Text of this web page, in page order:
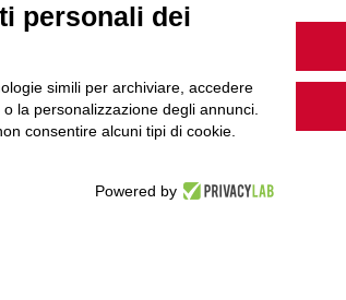
Seguici sui nostri canali social:
personali dei
simili per archiviare, accedere
la personalizzazione degli annunci.
consentire alcuni tipi di cookie.
Powered by